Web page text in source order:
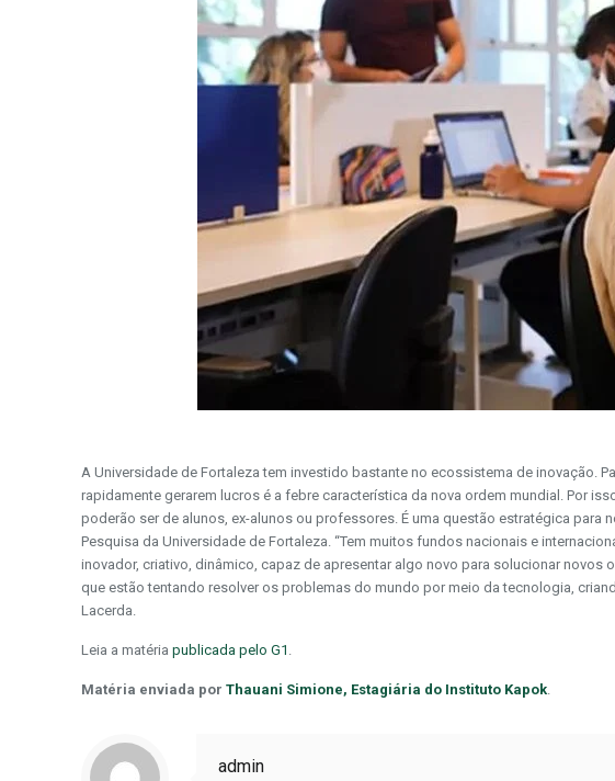
A Universidade de Fortaleza tem investido bastante no ecossistema de inovação.
rapidamente gerarem lucros é a febre característica da nova ordem mundial. Por
poderão ser de alunos, ex-alunos ou professores. É uma questão estratégica
Pesquisa da Universidade de Fortaleza. “Tem muitos fundos nacionais e
inovador, criativo, dinâmico, capaz de apresentar algo novo para solucionar
que estão tentando resolver os problemas do mundo por meio da tecnologia,
Lacerda.
Leia a matériapublicada pelo G1 .
Matéria enviada porThauani Simione, Estagiária do Instituto Kapok.
admin